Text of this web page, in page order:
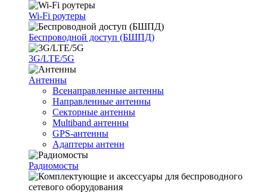
Wi-Fi роутеры
Беспроводной доступ (БШПД)
3G/LTE/5G
Антенны
Всенаправленные антенны
Направленные антенны
Секторные антенны
Multiband антенны
GPS-антенны
Адаптеры антенн
Радиомосты